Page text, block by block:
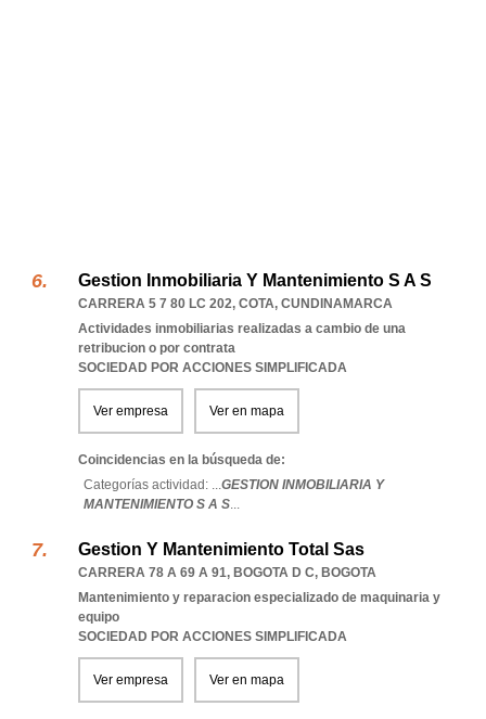
Gestion Inmobiliaria Y Mantenimiento S A S
CARRERA 5 7 80 LC 202, COTA, CUNDINAMARCA
Actividades inmobiliarias realizadas a cambio de una
retribucion o por contrata
SOCIEDAD POR ACCIONES SIMPLIFICADA
Ver empresa Ver en mapa
Coincidencias en la búsqueda de:
Categorías actividad: ...GESTION INMOBILIARIA Y
MANTENIMIENTO S A S...
Gestion Y Mantenimiento Total Sas
CARRERA 78 A 69 A 91, BOGOTA D C, BOGOTA
Mantenimiento y reparacion especializado de maquinaria y
equipo
SOCIEDAD POR ACCIONES SIMPLIFICADA
Ver empresa Ver en mapa